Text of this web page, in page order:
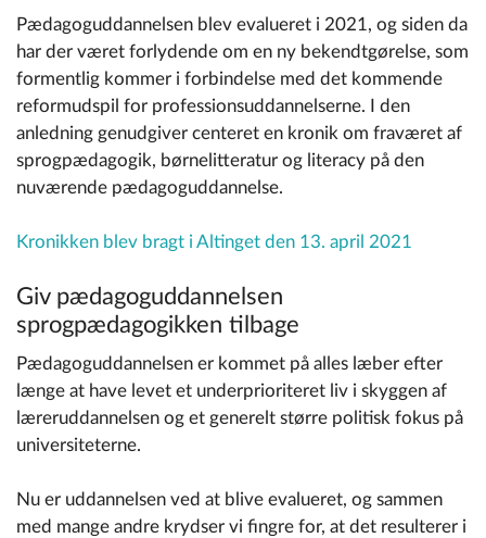
Pædagoguddannelsen blev evalueret i 2021, og siden da
har der været forlydende om en ny bekendtgørelse, som
formentlig kommer i forbindelse med det kommende
reformudspil for professionsuddannelserne. I den
anledning genudgiver centeret en kronik om fraværet af
sprogpædagogik, børnelitteratur og literacy på den
nuværende pædagoguddannelse.
Kronikken blev bragt i Altinget den 13. april 2021
Giv pædagoguddannelsen
sprogpædagogikken tilbage
Pædagoguddannelsen er kommet på alles læber efter
længe at have levet et underprioriteret liv i skyggen af
læreruddannelsen og et generelt større politisk fokus på
universiteterne.
Nu er uddannelsen ved at blive evalueret, og sammen
med mange andre krydser vi fingre for, at det resulterer i